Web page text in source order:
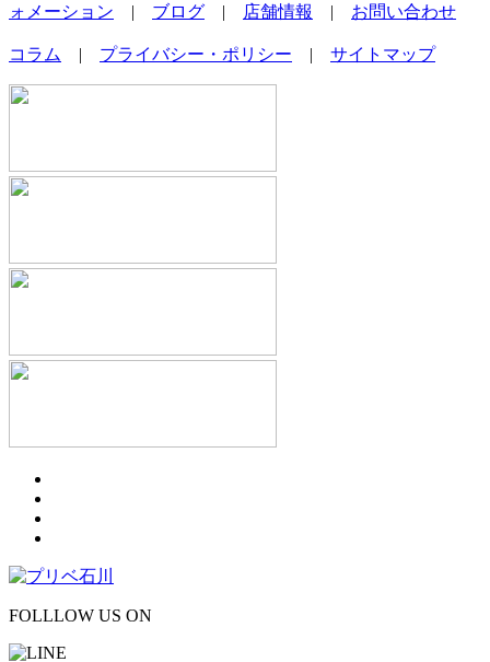
ォメーション | ブログ | 店舗情報 | お問い合わせ
コラム | プライバシー・ポリシー | サイトマップ
FOLLLOW US ON